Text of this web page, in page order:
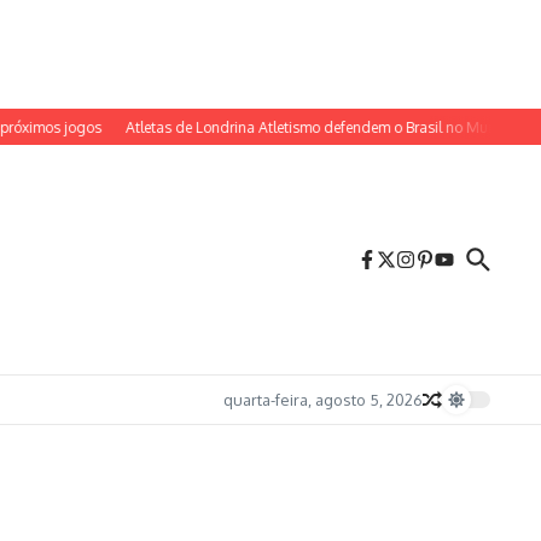
jogos Atletas de Londrina Atletismo defendem o Brasil no Mundial Sub-20
quarta-feira, agosto 5, 2026